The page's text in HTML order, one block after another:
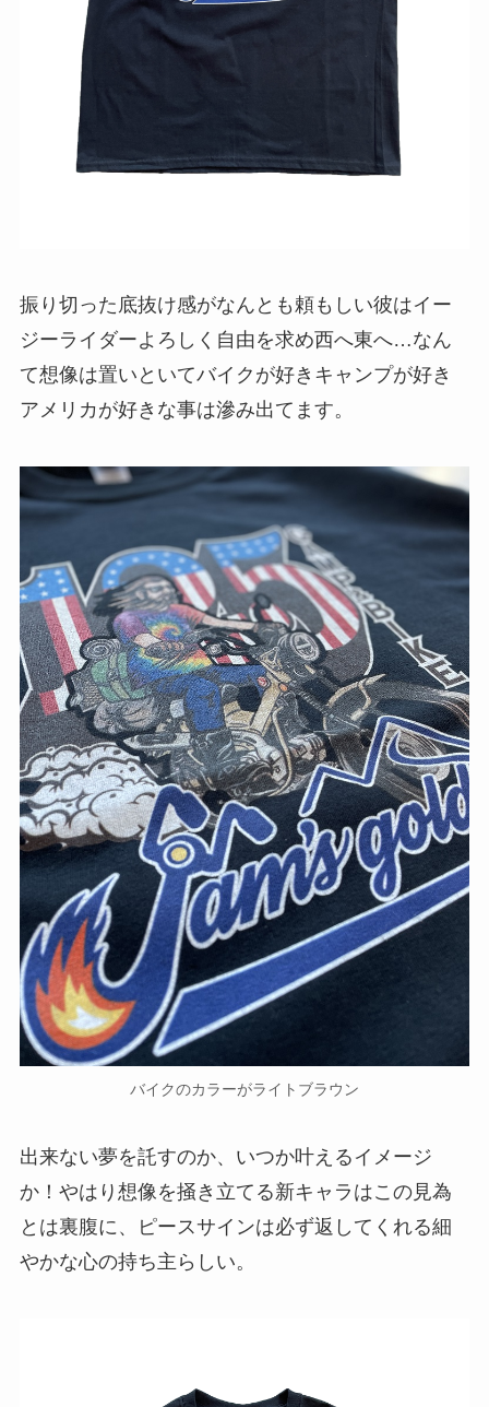
振り切った底抜け感がなんとも頼もしい彼はイー
ジーライダーよろしく自由を求め西へ東へ…なん
て想像は置いといてバイクが好きキャンプが好き
アメリカが好きな事は滲み出てます。
バイクのカラーがライトブラウン
出来ない夢を託すのか、いつか叶えるイメージ
か！やはり想像を掻き立てる新キャラはこの見為
とは裏腹に、ピースサインは必ず返してくれる細
やかな心の持ち主らしい。